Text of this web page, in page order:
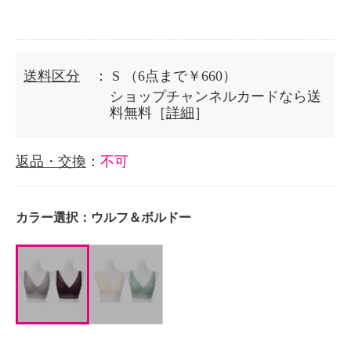
送料区分 ： S
（6点まで￥660）
ショップチャンネルカードなら送
料無料［詳細 ］
返品・交換 ： 不可
カラー選択： ウルフ＆ボルドー